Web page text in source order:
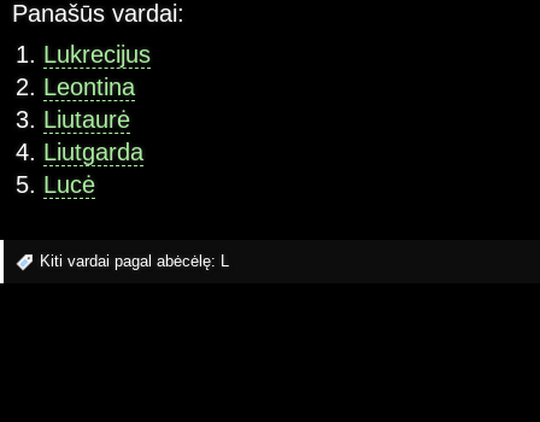
Panašūs vardai:
Lukrecijus
Leontina
Liutaurė
Liutgarda
Lucė
Kiti vardai pagal abėcėlę: L